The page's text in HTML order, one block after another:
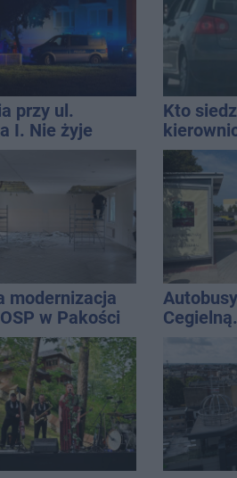
przy ul.
I. Nie żyje
wypadła z
Kto
kolizji
modernizacja
w Pakości
remontu